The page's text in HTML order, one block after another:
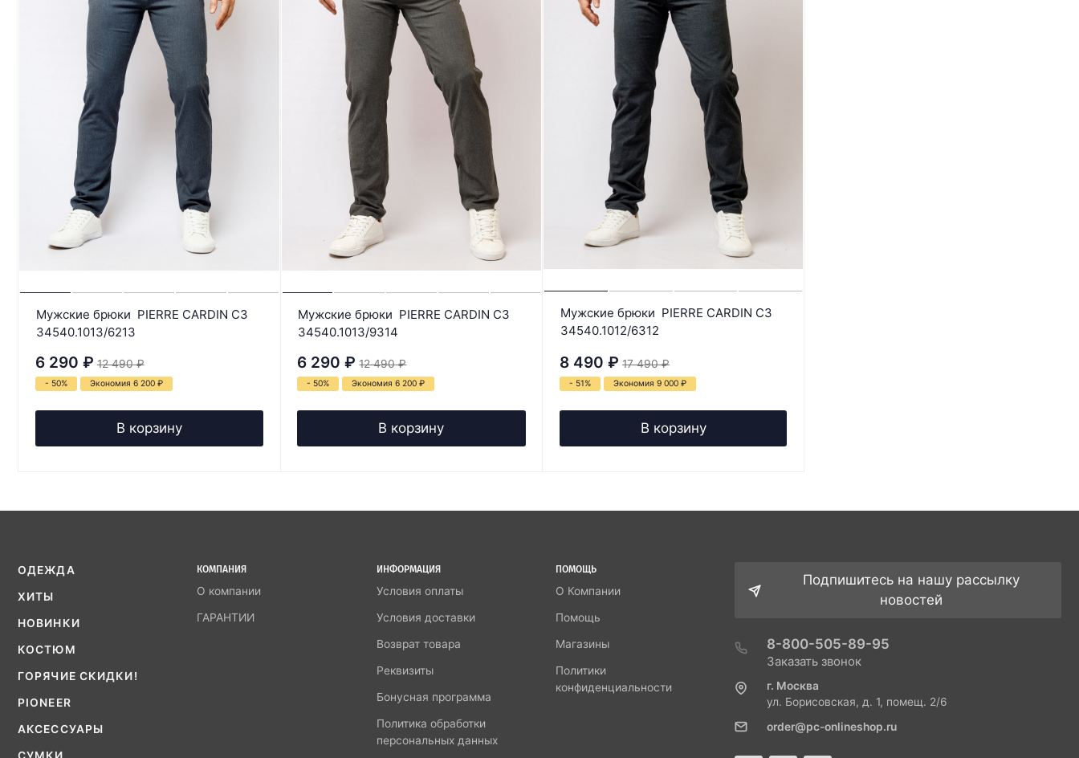
Мужские брюки PIERRE CARDIN C3
34540.1013/6213
6 290 ₽ 12 490 ₽
- 50% Экономия 6 200 ₽
В корзину
Мужские брюки PIERRE CARDIN C3
34540.1013/9314
6 290 ₽ 12 490 ₽
- 50% Экономия 6 200₽
В корзину
Мужские брюки PIERRE CARDIN C3
34540.1012/6312
8 490 ₽ 17 490 ₽
- 51% Экономия 9 000₽
В корзину
ОДЕЖДА
ХИТЫ
НОВИНКИ
КОСТЮМ
ГОРЯЧИЕ СКИДКИ!
PIONEER
АКСЕССУАРЫ
КОМПАНИЯ
О компании
ГАРАНТИИ
ИНФОРМАЦИЯ
Условия оплаты
Условия доставки
Возврат товара
Реквизиты
Бонусная программа
Политика обработки
персональных данных
ПОМОЩЬ
О Компании
Помощь
Магазины
Политики
конфиденциальности
Подпишитесь на нашу рассылку
новостей
8-800-505-89-95
Заказать звонок
г. Москва
ул. Борисовская, д. 1, помещ. 2/6
order@pc-onlineshop.ru